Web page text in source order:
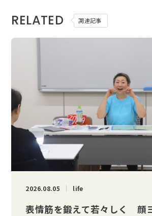
RELATED 関連記事
2026.08.05 life
表情筋を鍛えて若々しく 顔